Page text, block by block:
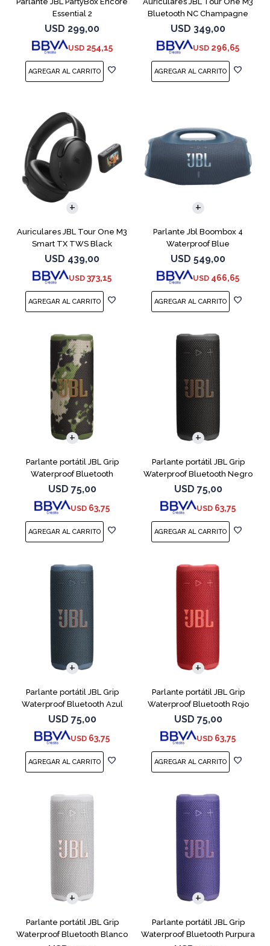
Essential 2
USD 299,00
USD 254,15
Bluetooth NC Champagne
USD 349,00
USD 296,65
Auriculares JBL Tour One M3
Smart TX TWS Black
USD 439,00
USD 373,15
Parlante Jbl Boombox 4
Waterproof Blue
USD 549,00
USD 466,65
Parlante portátil JBL Grip
Waterproof Bluetooth
Camuflado
USD 75,00
USD 63,75
Parlante portátil JBL Grip
Waterproof Bluetooth Negro
USD 75,00
USD 63,75
Parlante portátil JBL Grip
Waterproof Bluetooth Azul
USD 75,00
USD 63,75
Parlante portátil JBL Grip
Waterproof Bluetooth Rojo
USD 75,00
USD 63,75
Parlante portátil JBL Grip
Waterproof Bluetooth Blanco
Parlante portátil JBL Grip
Waterproof Bluetooth Purpura